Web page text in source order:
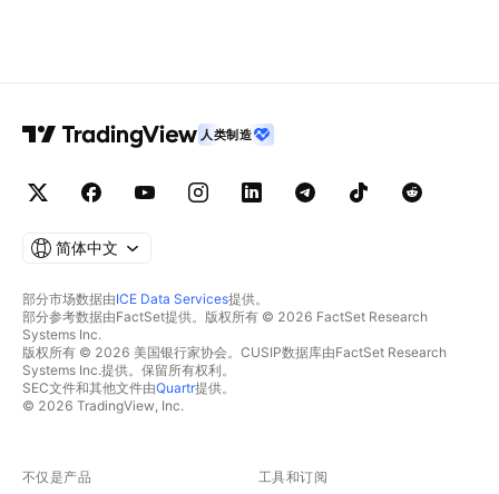
人类制造
简体中文
部分市场数据由ICE Data Services提供。
部分参考数据由FactSet提供。版权所有 © 2026 FactSet Research
Systems Inc.
版权所有 © 2026 美国银行家协会。CUSIP数据库由FactSet Research
Systems Inc.提供。保留所有权利。
SEC文件和其他文件由Quartr提供。
© 2026 TradingView, Inc.
不仅是产品 工具和订阅